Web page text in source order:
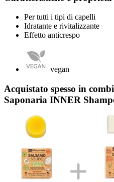
Per tutti i tipi di capelli
Idratante e rivitalizzante
Effetto anticrespo
vegan
Acquistato spesso in
Saponaria INNER